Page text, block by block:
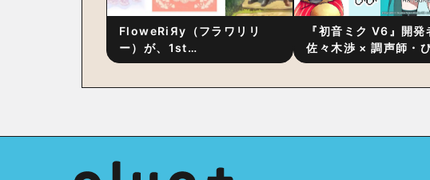
FloweRiЯy（フラワリリ
ー）が、1st
Album『FloweRiЯy』を9
『初音ミク V6』開発
佐々木渉 × 調声師・
別対談 〜豊かな歌声